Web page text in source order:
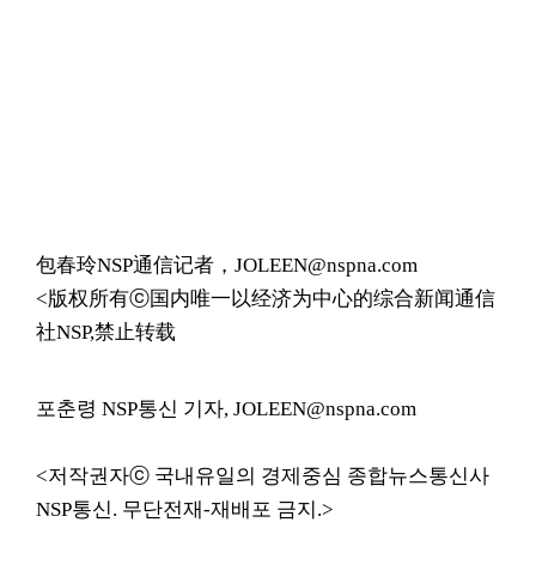
包春玲NSP通信记者，JOLEEN@nspna.com
<版权所有ⓒ国内唯一以经济为中心的综合新闻通信
社NSP,禁止转载
포춘령 NSP통신 기자, JOLEEN@nspna.com
<저작권자ⓒ 국내유일의 경제중심 종합뉴스통신사
NSP통신. 무단전재-재배포 금지.>